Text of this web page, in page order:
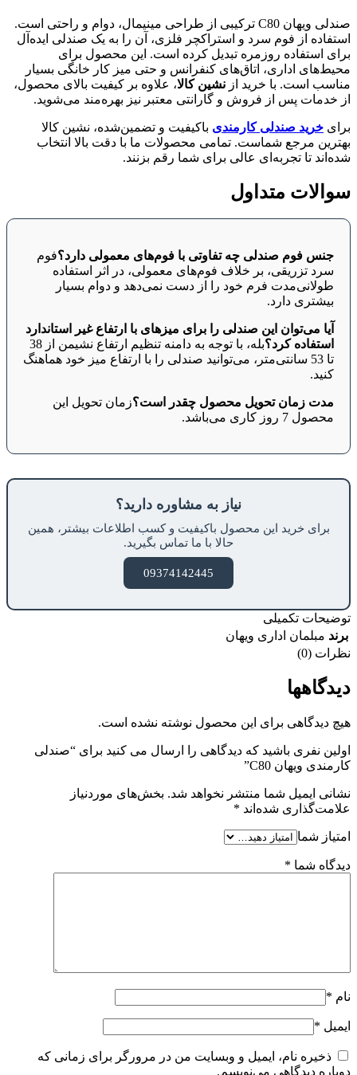
صندلی ویهان C80 ترکیبی از طراحی مینیمال، دوام و راحتی است.
استفاده از فوم سرد و استراکچر فلزی، آن را به یک صندلی ایده‌آل
برای استفاده روزمره تبدیل کرده است. این محصول برای
محیط‌های اداری، اتاق‌های کنفرانس و حتی میز کار خانگی بسیار
مناسب است. با خرید از نشین کالا، علاوه بر کیفیت بالای محصول،
از خدمات پس از فروش و گارانتی معتبر نیز بهره‌مند می‌شوید.
برای خرید صندلی کارمندی باکیفیت و تضمین‌شده، نشین کالا
بهترین مرجع شماست. تمامی محصولات ما با دقت بالا انتخاب
شده‌اند تا تجربه‌ای عالی برای شما رقم بزنند.
سوالات متداول
جنس فوم صندلی چه تفاوتی با فوم‌های معمولی دارد؟فوم
سرد تزریقی، بر خلاف فوم‌های معمولی، در اثر استفاده
طولانی‌مدت فرم خود را از دست نمی‌دهد و دوام بسیار
بیشتری دارد.
آیا می‌توان این صندلی را برای میزهای با ارتفاع غیر استاندارد
استفاده کرد؟
بله، با توجه به دامنه تنظیم ارتفاع نشیمن از 38
تا 53 سانتی‌متر، می‌توانید صندلی را با ارتفاع میز خود هماهنگ
کنید.
مدت زمان تحویل محصول چقدر است؟زمان تحویل این
محصول 7 روز کاری می‌باشد.
نیاز به مشاوره دارید؟
برای خرید این محصول باکیفیت و کسب اطلاعات بیشتر، همین
حالا با ما تماس بگیرید.
09374142445
توضیحات تکمیلی
برند مبلمان اداری ویهان
نظرات (0)
دیدگاهها
هیچ دیدگاهی برای این محصول نوشته نشده است.
اولین نفری باشید که دیدگاهی را ارسال می کنید برای “صندلی
کارمندی ویهان C80”
نشانی ایمیل شما منتشر نخواهد شد. بخش‌های موردنیاز
علامت‌گذاری شده‌اند *
امتیاز شما
دیدگاه شما *
نام *
ایمیل *
ذخیره نام، ایمیل و وبسایت من در مرورگر برای زمانی که
دوباره دیدگاهی می‌نویسم.